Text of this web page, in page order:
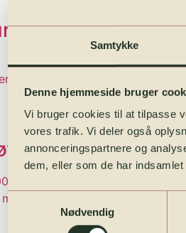
Samtykke
Denne hjemmeside bruger
Vi bruger cookies til at tilpasse
vores trafik. Vi deler også
annonceringspartnere og
dem, eller som de har
Samtykkevalg
Nødvendig
— Lørdag
med den historiske coaster
— Lørdag på
lørdag-version. Fire